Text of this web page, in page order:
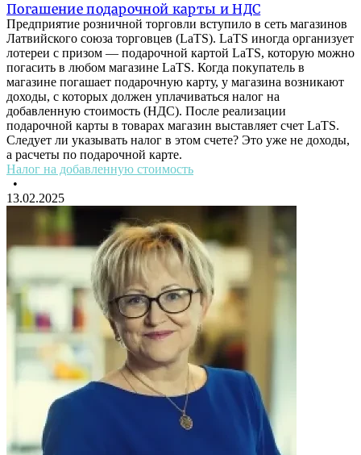
Погашение подарочной карты и НДС
Предприятие розничной торговли вступило в сеть магазинов
Латвийского союза торговцев (LaTS). LaTS иногда организует
лотереи с призом — подарочной картой LaTS, которую можно
погасить в любом магазине LaTS. Когда покупатель в
магазине погашает подарочную карту, у магазина возникают
доходы, с которых должен уплачиваться налог на
добавленную стоимость (НДС). После реализации
подарочной карты в товарах магазин выставляет счет LaTS.
Следует ли указывать налог в этом счете? Это уже не доходы,
а расчеты по подарочной карте.
Налог на добавленную стоимость
•
13.02.2025